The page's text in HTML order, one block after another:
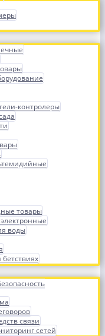
контролеры
товары
воды
связи
сетей